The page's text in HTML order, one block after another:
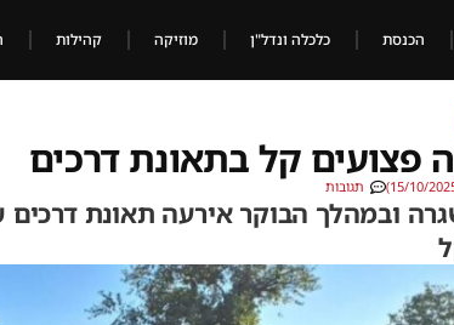
הכנסת כלכלה ונדל"ן מוזיקה קהילות
פצועים קל בתאונת דרכים
תגובות
ובמהלך הבוקר אירעה תאונת